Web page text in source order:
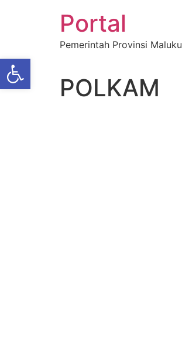
Open toolbar
Portal
Pemerintah Provinsi Maluku
POLKAM